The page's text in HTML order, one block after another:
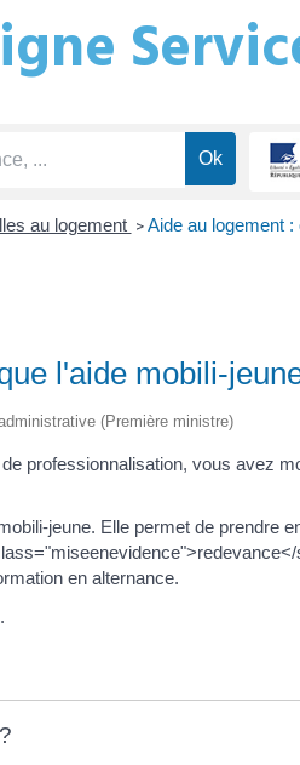
au logement > Aide au logement
l'aide mobili-
(Première ministre)
professionnalisation, vous avez
jeune. Elle permet de prendre
en alternance.